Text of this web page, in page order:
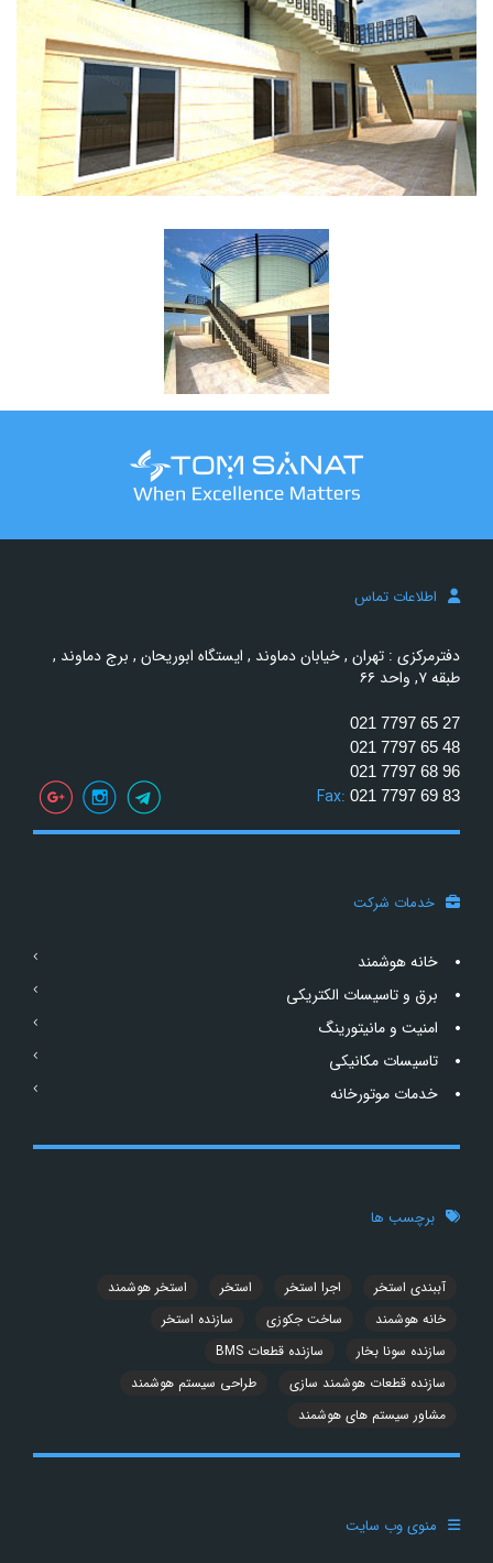
اطلاعات تماس
دفترمرکزی : تهران , خیابان دماوند , ایستگاه ابوریحان , برج دماوند ,
طبقه ۷, واحد ۶۶
021 7797 65 27
021 7797 65 48
021 7797 68 96
021 7797 69 83
Fax:
خدمات شرکت
خانه هوشمند
برق و تاسیسات الکتریکی
امنیت و مانیتورینگ
تاسیسات مکانیکی
خدمات موتورخانه
برچسب ها
آببندی استخر اجرا استخر استخر
استخر هوشمند
خانه هوشمند
ساخت جکوزی
سازنده استخر
سازنده سونا بخار
سازنده قطعات BMS
سازنده قطعات هوشمند سازی
طراحی سیستم هوشمند
مشاور سیستم های هوشمند
منوی وب سایت